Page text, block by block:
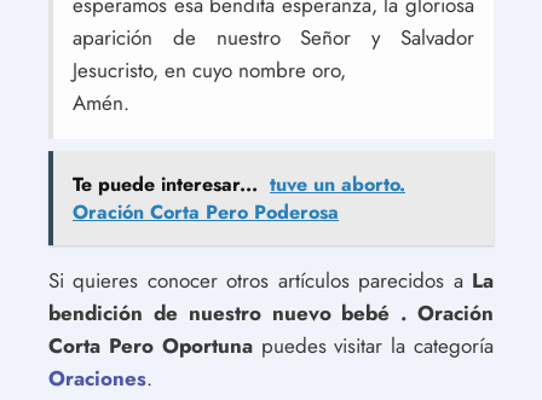
aparición de nuestro Señor y Salvador
Jesucristo, en cuyo nombre oro,
Amén.
Te puede interesar... tuve un aborto.
Oración Corta Pero Poderosa
Si quieres conocer otros artículos parecidos a La
bendición de nuestro nuevo bebé . Oración
Corta Pero Oportunapuedes visitar la categoría
Oraciones.